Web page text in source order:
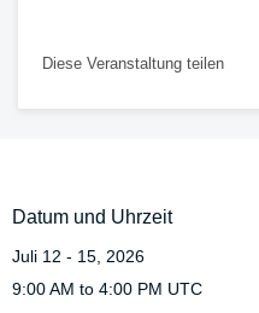
Diese Veranstaltung teilen
Datum und Uhrzeit
Juli 12 - 15, 2026
9:00 AM to 4:00 PM UTC